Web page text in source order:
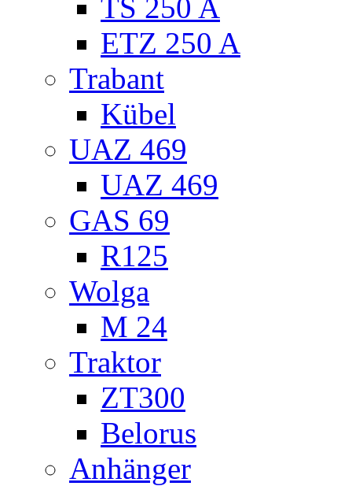
TS 250 A
ETZ 250 A
Trabant
Kübel
UAZ 469
UAZ 469
GAS 69
R125
Wolga
M 24
Traktor
ZT300
Belorus
Anhänger